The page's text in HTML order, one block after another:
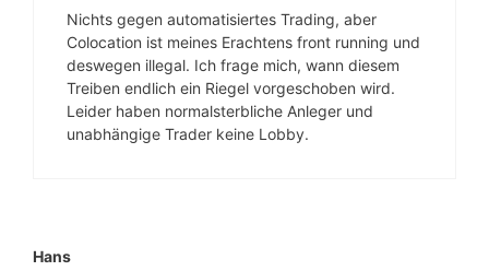
Nichts gegen automatisiertes Trading, aber
Colocation ist meines Erachtens front running und
deswegen illegal. Ich frage mich, wann diesem
Treiben endlich ein Riegel vorgeschoben wird.
Leider haben normalsterbliche Anleger und
unabhängige Trader keine Lobby.
Hans